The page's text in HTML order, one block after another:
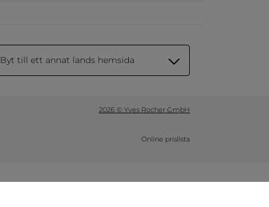
Byt till ett annat lands hemsida
2026 © Yves Rocher GmbH
Online prislista